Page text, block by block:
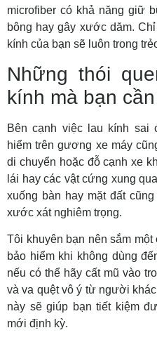
microfiber có khả năng giữ
bông hay gây xước dăm.
kính của bạn sẽ luôn trong
Những thói
kính mà bạn
Bên cạnh việc lau kính sai
hiểm trên gương xe máy
di chuyển hoặc đỗ cạnh xe
lái hay các vật cứng xung
xuống bàn hay mặt đất
xước xát nghiêm trọng.
Tôi khuyên bạn nên sắm
bảo hiểm khi không dùng
nếu có thể hãy cất mũ vào
và va quệt vô ý từ người
này sẽ giúp bạn tiết kiệm
mới định kỳ.